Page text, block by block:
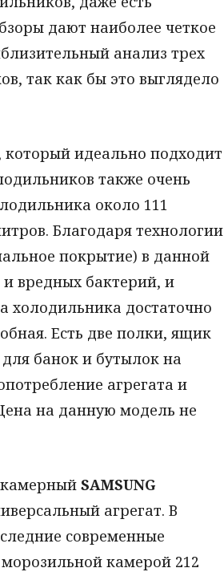
дают наиболее четкое
анализ трех
так как бы это выглядело
идеально подходит
также очень
около 111
Благодаря технологии
покрытие) в данной
вредных бактерий, и
холодильника достаточно
Есть две полки, ящик
банок и бутылок на
агрегата и
на данную модель не
SAMSUNG
агрегат. В
современные
камерой 212